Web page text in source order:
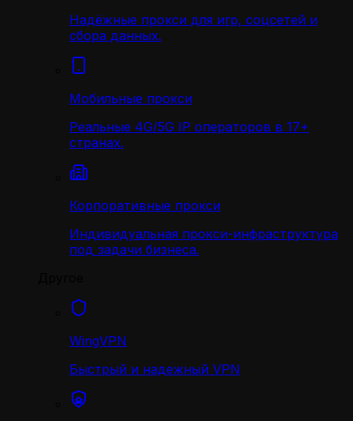
Надёжные прокси для игр, соцсетей и
сбора данных.
Мобильные прокси
Реальные 4G/5G IP операторов в 17+
странах.
Корпоративные прокси
Индивидуальная прокси-инфраструктура
под задачи бизнеса.
WingVPN
Быстрый и надежный VPN